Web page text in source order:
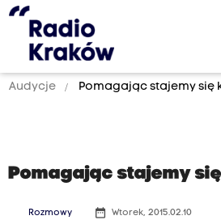
Audycje Pomagając stajemy się
Pomagając stajemy
Rozmowy date_range Wtorek, 2015.02.10